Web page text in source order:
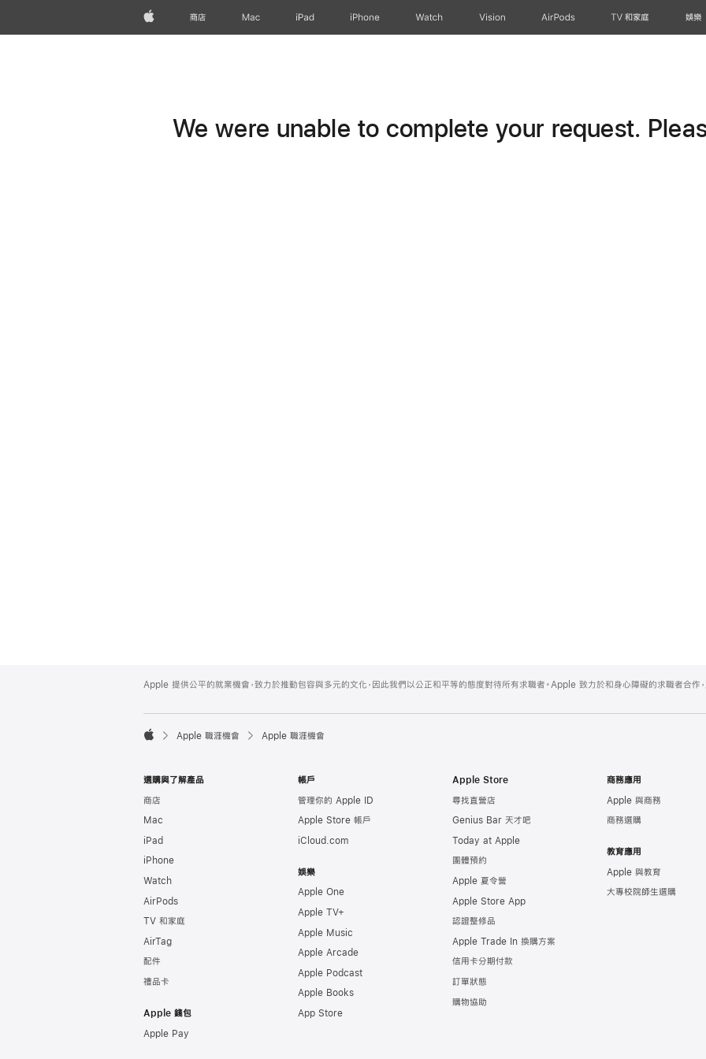
Apple商店 Mac iPad iPhone Watch Vision AirPods TV 和家庭 娛樂
We were unable to complete your request.
Footer
Apple 提供公平的就業機會，致力於推動包容與多元的文化，因此我們以公正和平等的態度對待所有求職者。Apple 致力於和身心障礙的求職者合作，

Apple 職涯機會 Apple 職涯機會
選購與了解產品
商店
Mac
iPad
iPhone
Watch
AirPods
TV 和家庭
AirTag
配件
禮品卡
Apple 錢包
Apple Pay
帳戶
管理你的 Apple ID
Apple Store 帳戶
iCloud.com
娛樂
Apple One
Apple TV+
Apple Music
Apple Arcade
Apple Podcast
Apple Books
App Store
Apple Store
尋找直營店
Genius Bar 天才吧
Today at Apple
團體預約
Apple 夏令營
Apple Store App
認證整修品
Apple Trade In 換購方案
信用卡分期付款
訂單狀態
購物協助
商務應用
Apple 與商務
商務選購
教育應用
Apple 與教育
大專校院師生選購